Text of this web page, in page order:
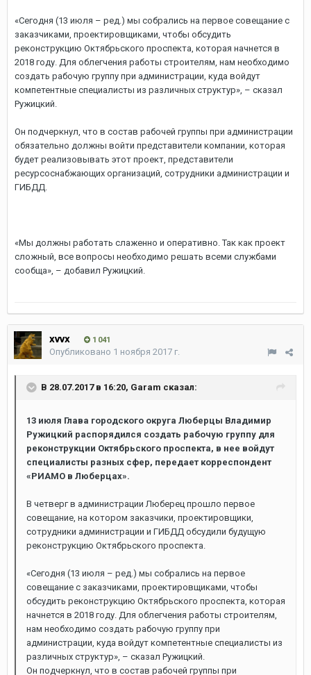
«Сегодня (13 июля – ред.) мы собрались на первое совещание с
заказчиками, проектировщиками, чтобы обсудить
реконструкцию Октябрьского проспекта, которая начнется в
2018 году. Для облегчения работы строителям, нам необходимо
создать рабочую группу при администрации, куда войдут
компетентные специалисты из различных структур», – сказал
Ружицкий.
Он подчеркнул, что в состав рабочей группы при администрации
обязательно должны войти представители компании, которая
будет реализовывать этот проект, представители
ресурсоснабжающих организаций, сотрудники администрации и
ГИБДД.
«Мы должны работать слаженно и оперативно. Так как проект
сложный, все вопросы необходимо решать всеми службами
сообща», – добавил Ружицкий.
xvvx 1 041
Опубликовано 1 ноября 2017 г.
В 28.07.2017 в 16:20, Garam сказал:
13 июля Глава городского округа Люберцы Владимир
Ружицкий распорядился создать рабочую группу для
реконструкции Октябрьского проспекта, в нее войдут
специалисты разных сфер, передает корреспондент
«РИАМО в Люберцах».
В четверг в администрации Люберец прошло первое
совещание, на котором заказчики, проектировщики,
сотрудники администрации и ГИБДД обсудили будущую
реконструкцию Октябрьского проспекта.
«Сегодня (13 июля – ред.) мы собрались на первое
совещание с заказчиками, проектировщиками, чтобы
обсудить реконструкцию Октябрьского проспекта, которая
начнется в 2018 году. Для облегчения работы строителям,
нам необходимо создать рабочую группу при
администрации, куда войдут компетентные специалисты из
различных структур», – сказал Ружицкий.
Он подчеркнул, что в состав рабочей группы при